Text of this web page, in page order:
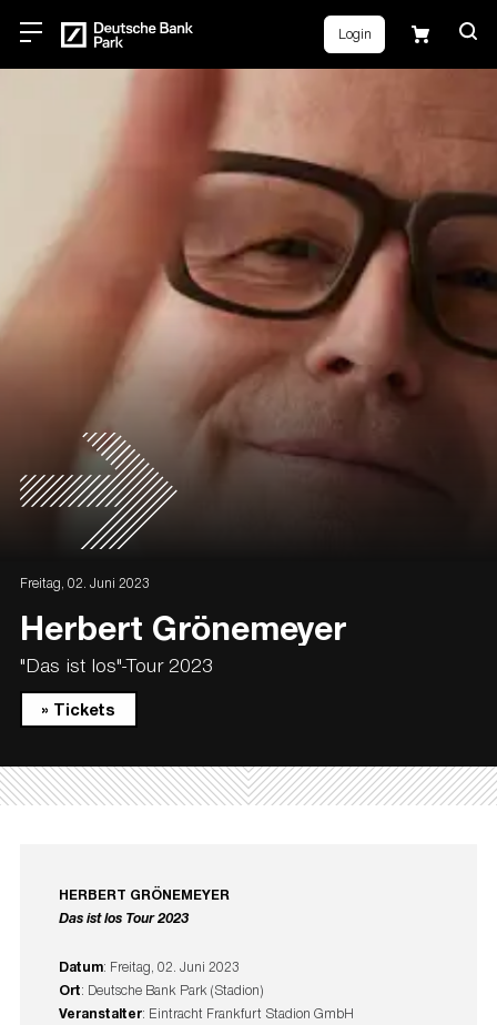
Login
Freitag, 02. Juni 2023
Herbert Grönemeyer
"Das ist los"-Tour 2023
» Tickets
HERBERT GRÖNEMEYER
Das ist los Tour 2023
Datum: Freitag, 02. Juni 2023
Ort: Deutsche Bank Park (Stadion)
Veranstalter: Eintracht Frankfurt Stadion GmbH